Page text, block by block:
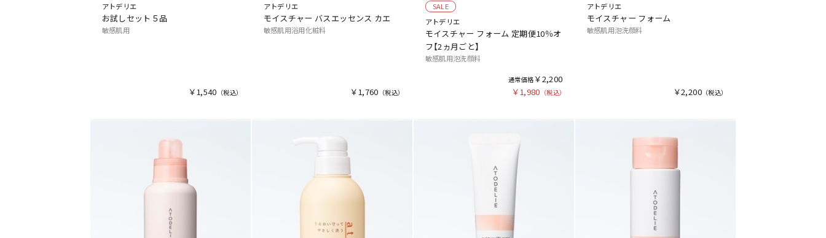
アトデリエ
お試しセット５品
敏感肌用
￥1,540
アトデリエ
モイスチャー バスエッセンス カエ
敏感肌用浴用化粧料
￥1,760
SALE
アトデリエ
モイスチャー フォーム 定期便10％オ
フ【2ヵ月ごと】
敏感肌用泡洗顔料
￥2,200
￥1,980
アトデリエ
モイスチャー フォーム
敏感肌用泡洗顔料
￥2,200